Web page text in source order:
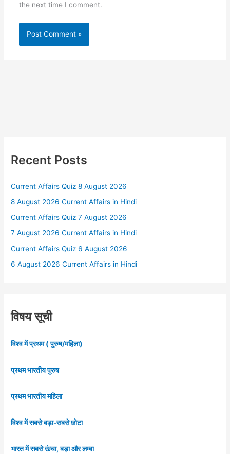
the next time I comment.
Recent Posts
Current Affairs Quiz 8 August 2026
8 August 2026 Current Affairs in Hindi
Current Affairs Quiz 7 August 2026
7 August 2026 Current Affairs in Hindi
Current Affairs Quiz 6 August 2026
6 August 2026 Current Affairs in Hindi
विषय सूची
विश्व में प्रथम ( पुरुष/महिला)
प्रथम भारतीय पुरुष
प्रथम भारतीय महिला
विश्व में सबसे बड़ा-सबसे छोटा
भारत में सबसे ऊंचा, बड़ा और लम्बा